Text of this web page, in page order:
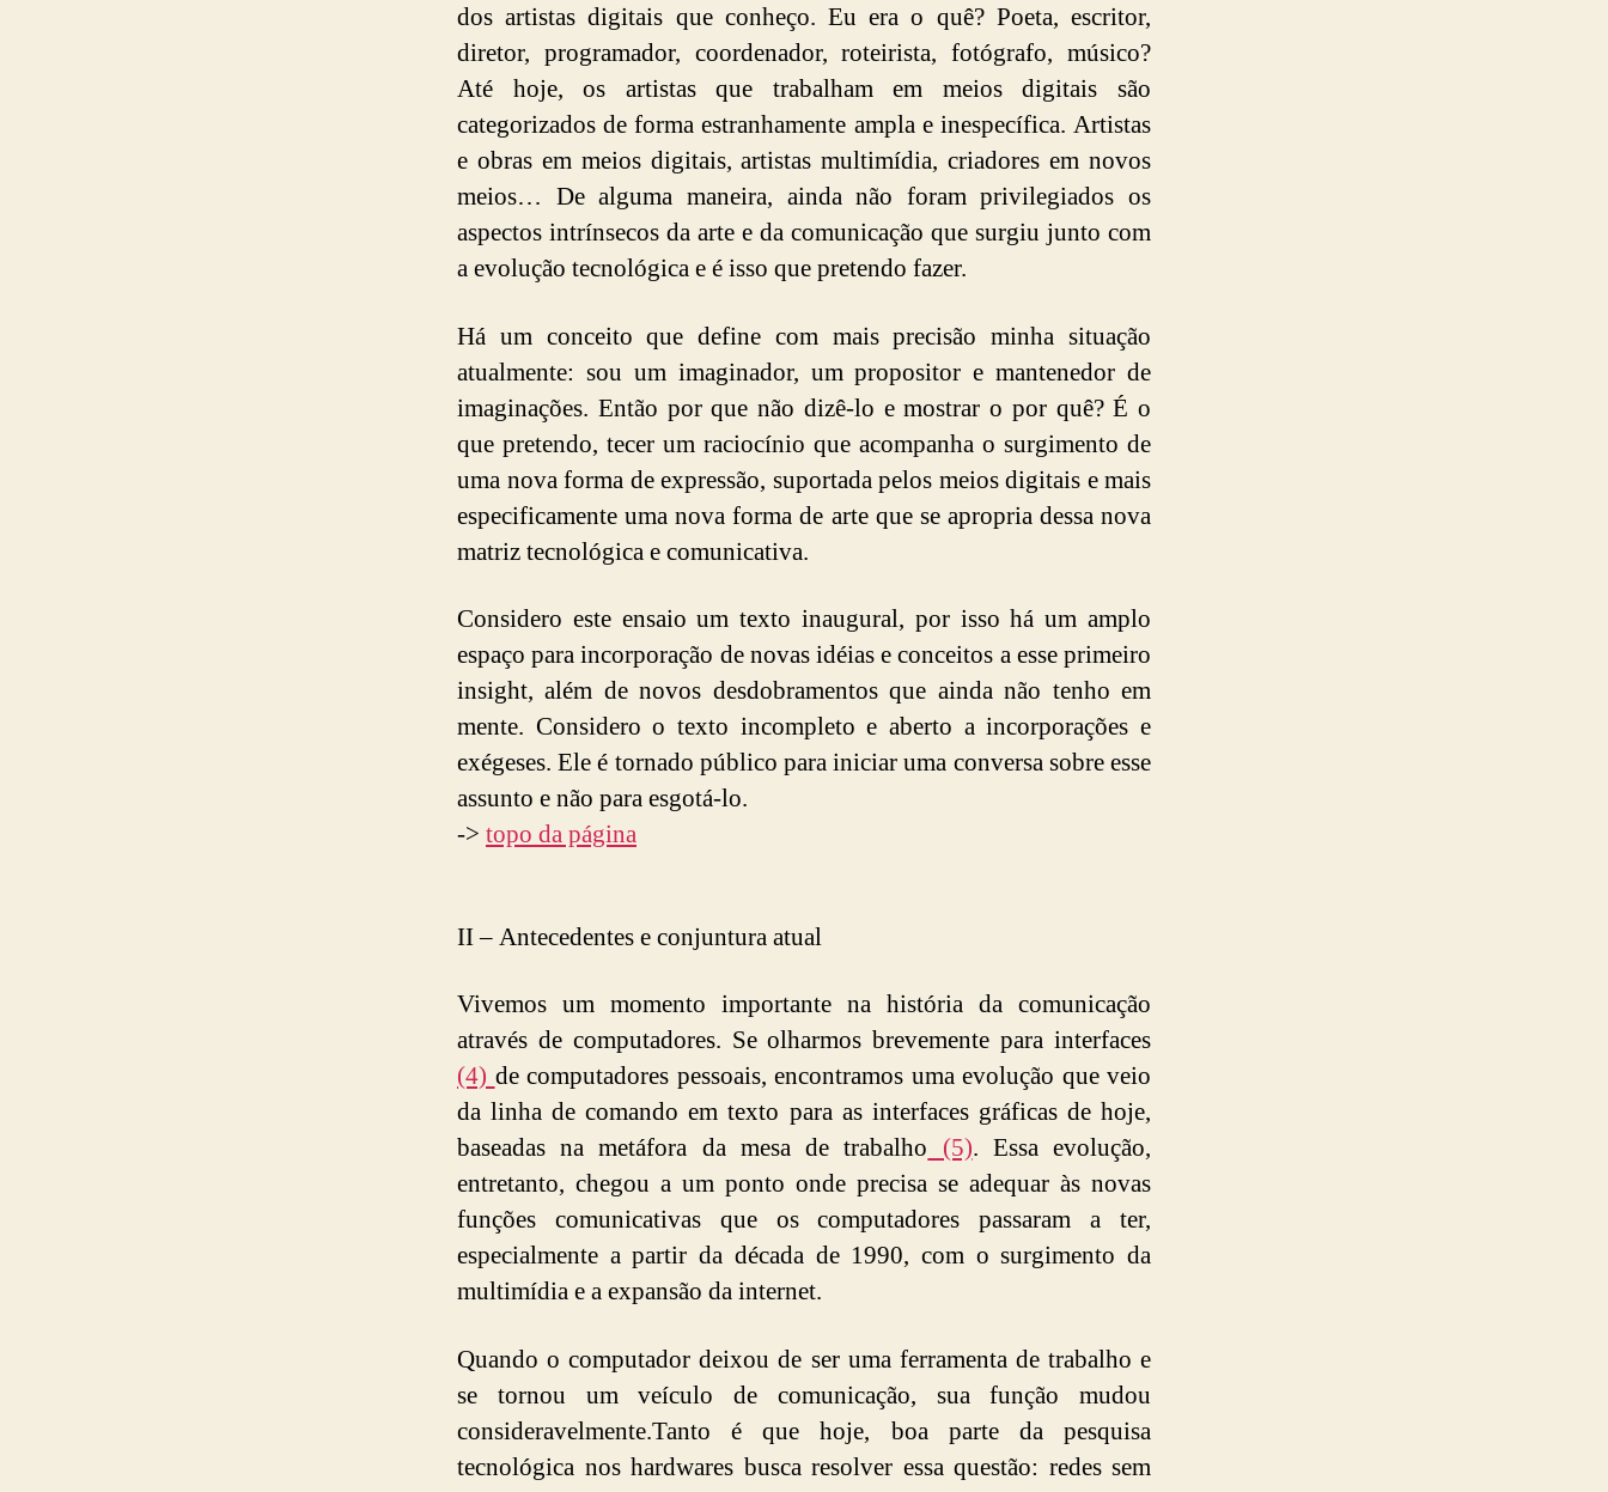
dos artistas digitais que conheço. Eu era o quê? Poeta, escritor,
diretor, programador, coordenador, roteirista, fotógrafo, músico?
Até hoje, os artistas que trabalham em meios digitais são
categorizados de forma estranhamente ampla e inespecífica. Artistas
e obras em meios digitais, artistas multimídia, criadores em novos
meios… De alguma maneira, ainda não foram privilegiados os
aspectos intrínsecos da arte e da comunicação que surgiu junto com
a evolução tecnológica e é isso que pretendo fazer.
Há um conceito que define com mais precisão minha situação
atualmente: sou um imaginador, um propositor e mantenedor de
imaginações. Então por que não dizê-lo e mostrar o por quê? É o
que pretendo, tecer um raciocínio que acompanha o surgimento de
uma nova forma de expressão, suportada pelos meios digitais e mais
especificamente uma nova forma de arte que se apropria dessa nova
matriz tecnológica e comunicativa.
Considero este ensaio um texto inaugural, por isso há um amplo
espaço para incorporação de novas idéias e conceitos a esse primeiro
insight, além de novos desdobramentos que ainda não tenho em
mente. Considero o texto incompleto e aberto a incorporações e
exégeses. Ele é tornado público para iniciar uma conversa sobre esse
assunto e não para esgotá-lo.
-> topo da página
II – Antecedentes e conjuntura atual
Vivemos um momento importante na história da comunicação
através de computadores. Se olharmos brevemente para interfaces
(4) de computadores pessoais, encontramos uma evolução que veio
da linha de comando em texto para as interfaces gráficas de hoje,
baseadas na metáfora da mesa de trabalho (5). Essa evolução,
entretanto, chegou a um ponto onde precisa se adequar às novas
funções comunicativas que os computadores passaram a ter,
especialmente a partir da década de 1990, com o surgimento da
multimídia e a expansão da internet.
Quando o computador deixou de ser uma ferramenta de trabalho e
se tornou um veículo de comunicação, sua função mudou
consideravelmente.Tanto é que hoje, boa parte da pesquisa
tecnológica nos hardwares busca resolver essa questão: redes sem